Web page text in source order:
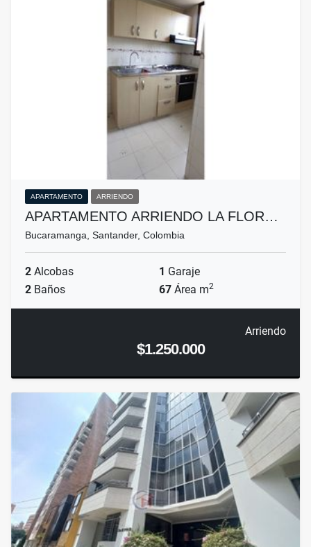
APARTAMENTO ARRIENDO
APARTAMENTO ARRIENDO LA FLOR…
Bucaramanga, Santander, Colombia
2 Alcobas 1 Garaje
2 Baños 67 Área m2
Arriendo
$1.250.000